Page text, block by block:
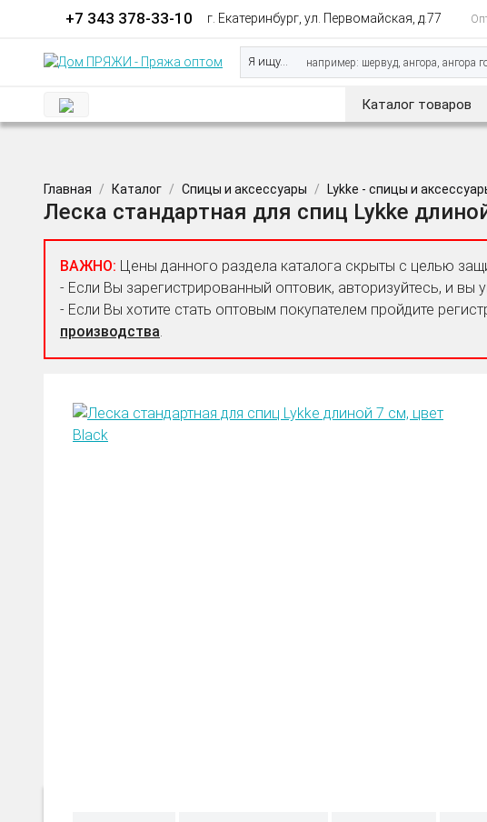
+7 343 378-33-10 г. Екатеринбург, ул. Первомайская, д.77
Я ищу...
Каталог товаров
Главная Каталог Спицы и аксессуары Lykke - спицы и
Леска стандартная для спиц Lykke
ВАЖНО: Цены данного раздела каталога скрыты с целью
- Если Вы зарегистрированный оптовик, авторизуйтесь, и вы
- Если Вы хотите стать оптовым покупателем пройдите
производства.